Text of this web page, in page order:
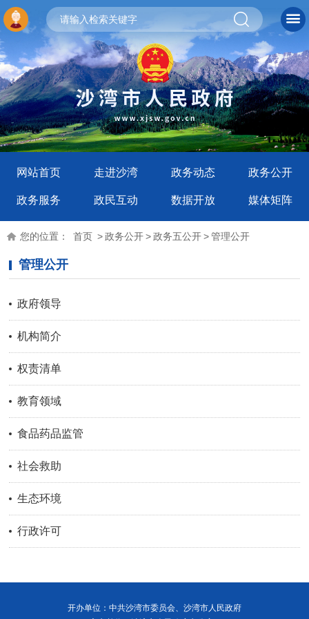
网站首页 走进沙湾 政务动态 政务公开
政务服务 政民互动 数据开放 媒体矩阵
您的位置： 首页 >政务公开>政务五公开>管理公开
管理公开
政府领导
机构简介
权责清单
教育领域
食品药品监管
社会救助
生态环境
行政许可
开办单位：中共沙湾市委员会、沙湾市人民政府